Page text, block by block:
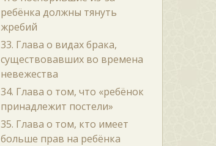
ребёнка должны тянуть
жребий
33. Глава о видах брака,
существовавших во времена
невежества
34. Глава о том, что «ребёнок
принадлежит постели»
35. Глава о том, кто имеет
больше прав на ребёнка